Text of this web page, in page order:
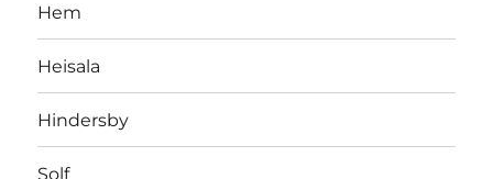
Hem
Heisala
Hindersby
Solf